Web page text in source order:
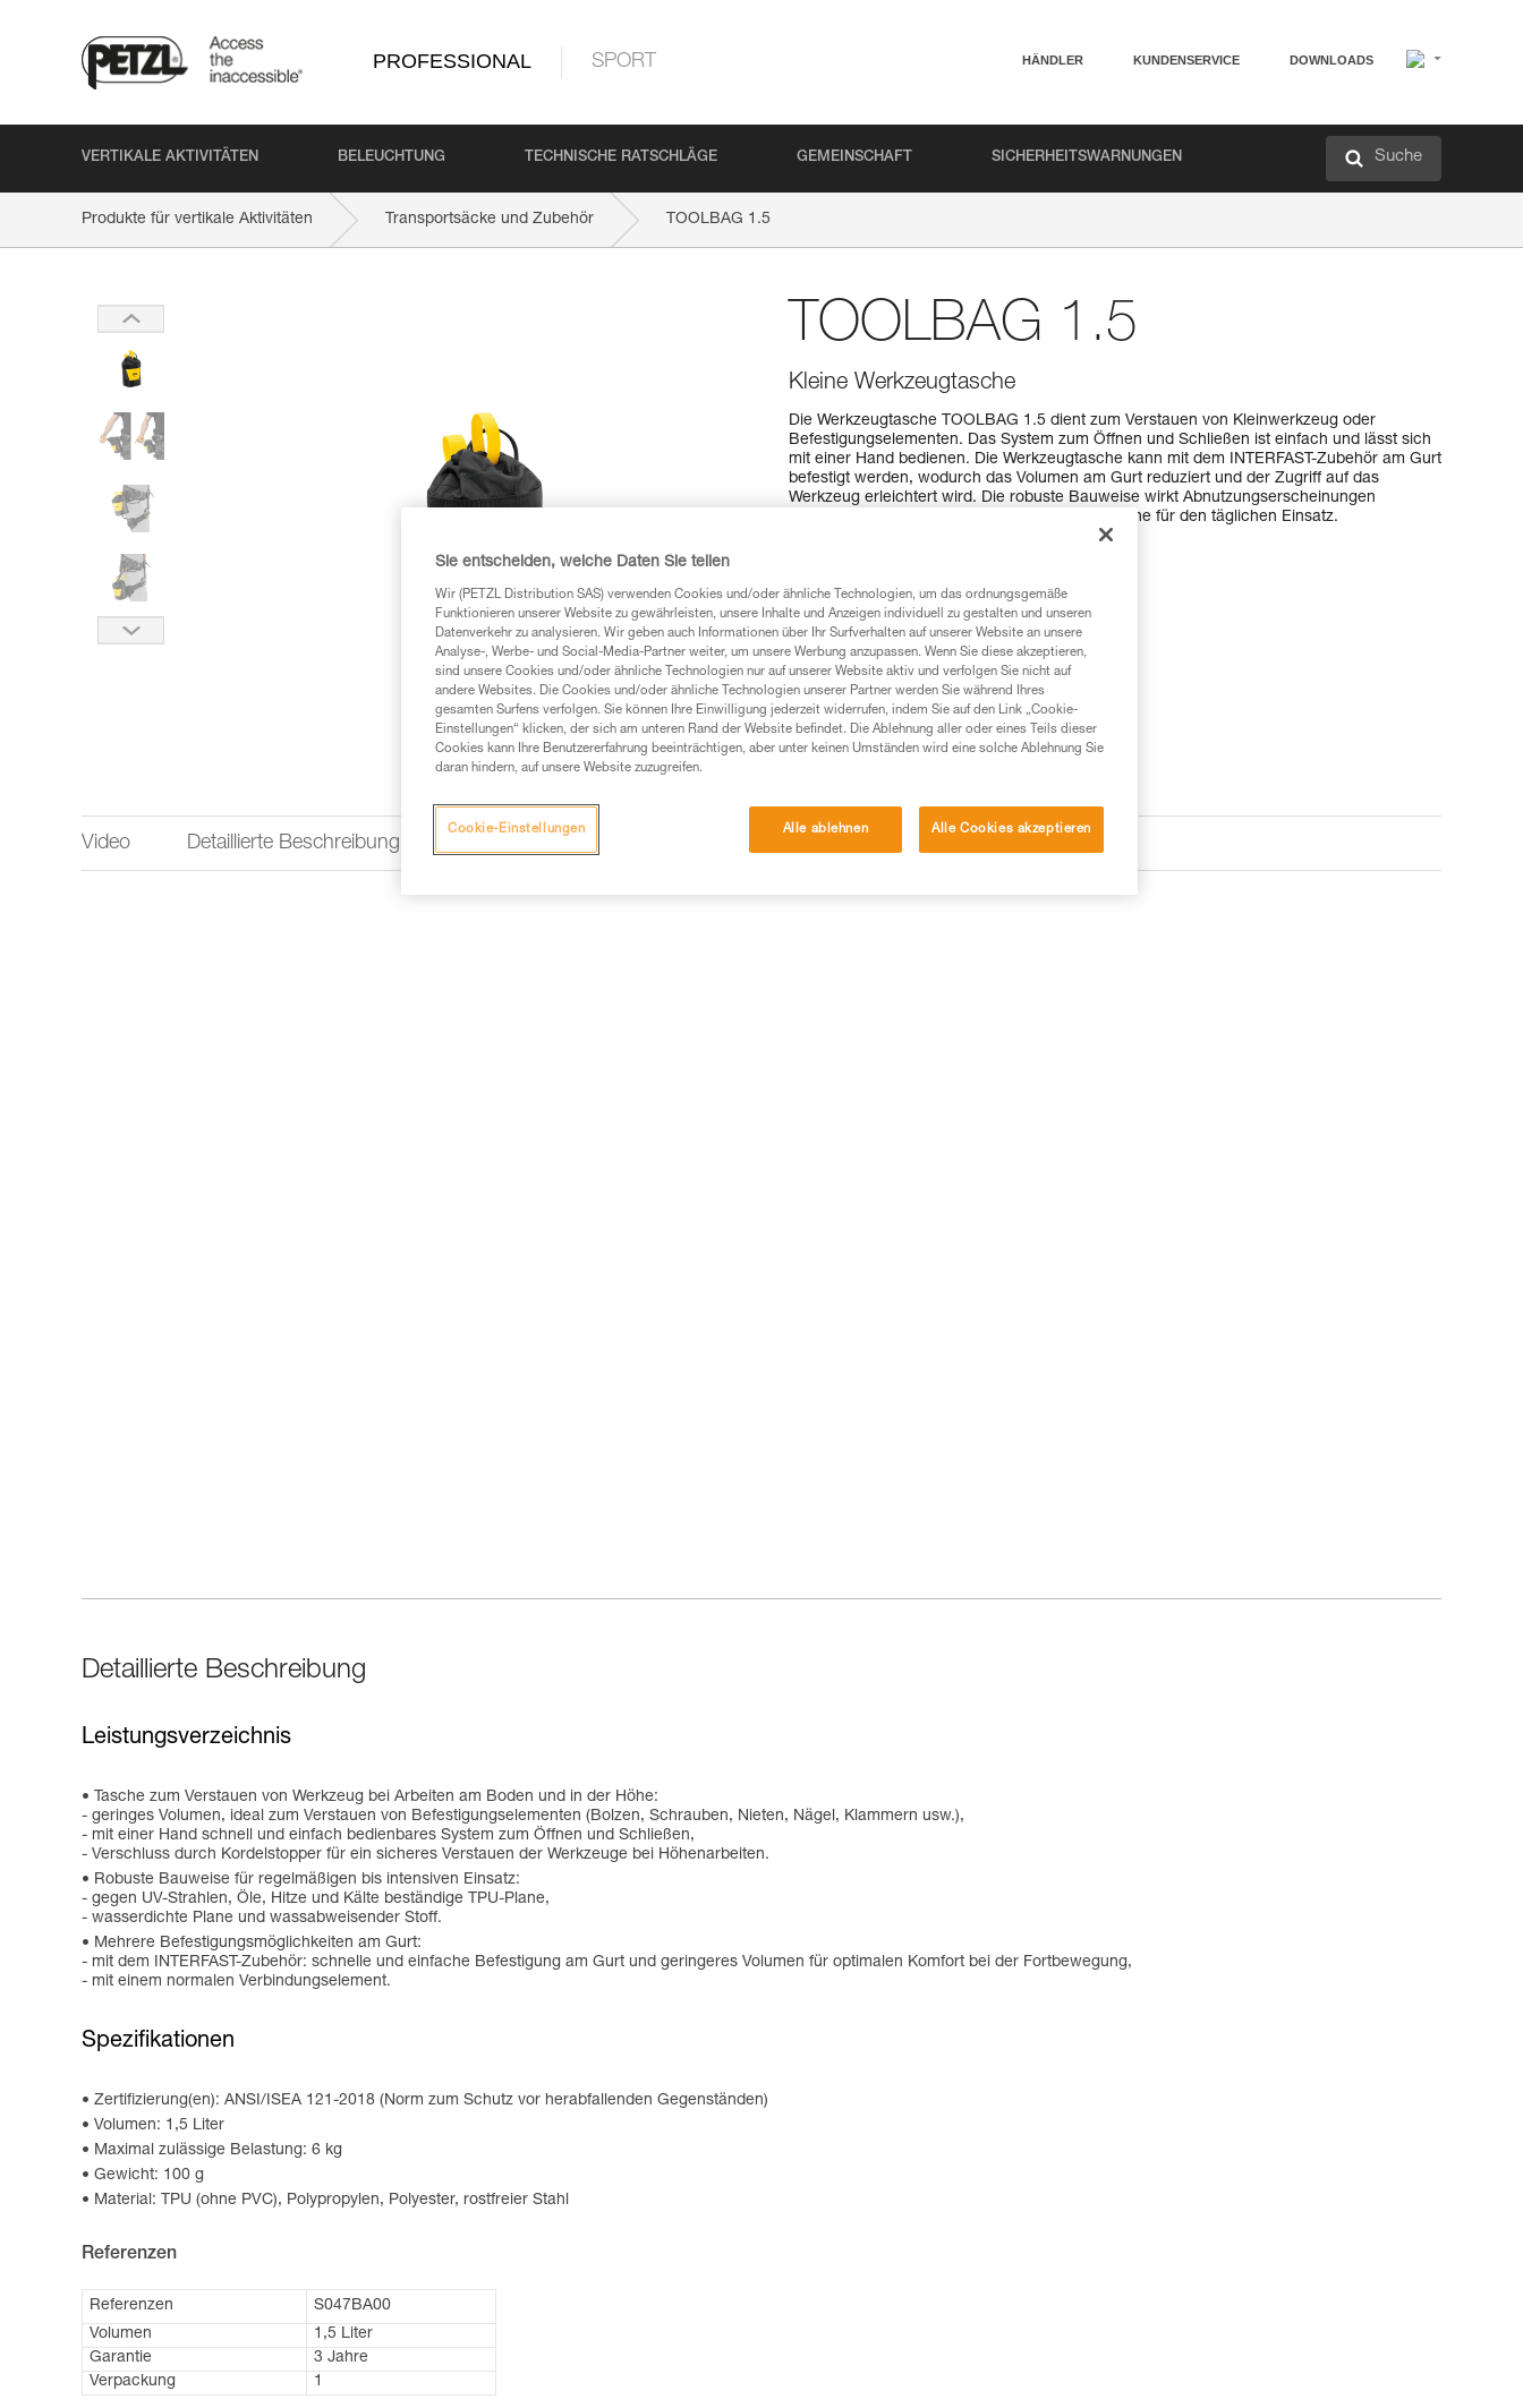
PROFESSIONAL SPORT HÄNDLER KUNDENSERVICE DOWNLOADS
VERTIKALE AKTIVITÄTEN BELEUCHTUNG TECHNISCHE RATSCHLÄGE GEMEINSCHAFT SICHERHEITSWARNUNGEN Suche
Produkte für vertikale Aktivitäten Transportsäcke und Zubehör TOOLBAG 1.5
TOOLBAG 1.5
Kleine Werkzeugtasche
Die Werkzeugtasche TOOLBAG 1.5 dient zum Verstauen von Kleinwerkzeug oder
Befestigungselementen. Das System zum Öffnen und Schließen ist einfach und lässt sich
mit einer Hand bedienen. Die Werkzeugtasche kann mit dem INTERFAST-Zubehör am Gurt
befestigt werden, wodurch das Volumen am Gurt reduziert und der Zugriff auf das
Werkzeug erleichtert wird. Die robuste Bauweise wirkt Abnutzungserscheinungen
entgegen und macht aus ihr eine Werkzeugtasche für den täglichen Einsatz.
Video Detaillierte Beschreibung
Detaillierte Beschreibung
Leistungsverzeichnis
Tasche zum Verstauen von Werkzeug bei Arbeiten am Boden und in der Höhe:
- geringes Volumen, ideal zum Verstauen von Befestigungselementen (Bolzen, Schrauben, Nieten, Nägel, Klammern usw.),
- mit einer Hand schnell und einfach bedienbares System zum Öffnen und Schließen,
- Verschluss durch Kordelstopper für ein sicheres Verstauen der Werkzeuge bei Höhenarbeiten.
Robuste Bauweise für regelmäßigen bis intensiven Einsatz:
- gegen UV-Strahlen, Öle, Hitze und Kälte beständige TPU-Plane,
- wasserdichte Plane und wassabweisender Stoff.
Mehrere Befestigungsmöglichkeiten am Gurt:
- mit dem INTERFAST-Zubehör: schnelle und einfache Befestigung am Gurt und geringeres Volumen für optimalen Komfort bei der Fortbewegung,
- mit einem normalen Verbindungselement.
Spezifikationen
Zertifizierung(en): ANSI/ISEA 121-2018 (Norm zum Schutz vor herabfallenden Gegenständen)
Volumen: 1,5 Liter
Maximal zulässige Belastung: 6 kg
Gewicht: 100 g
Material: TPU (ohne PVC), Polypropylen, Polyester, rostfreier Stahl
Referenzen
Referenzen
S047BA00
Volumen
1,5 Liter
Garantie
3 Jahre
Verpackung
1
Sie entscheiden, welche Daten Sie teilen
Wir (PETZL Distribution SAS) verwenden Cookies und/oder ähnliche Technologien, um das ordnungsgemäße
Funktionieren unserer Website zu gewährleisten, unsere Inhalte und Anzeigen individuell zu gestalten und unseren
Datenverkehr zu analysieren. Wir geben auch Informationen über Ihr Surfverhalten auf unserer Website an unsere
Analyse-, Werbe- und Social-Media-Partner weiter, um unsere Werbung anzupassen. Wenn Sie diese akzeptieren,
sind unsere Cookies und/oder ähnliche Technologien nur auf unserer Website aktiv und verfolgen Sie nicht auf
andere Websites. Die Cookies und/oder ähnliche Technologien unserer Partner werden Sie während Ihres
gesamten Surfens verfolgen. Sie können Ihre Einwilligung jederzeit widerrufen, indem Sie auf den Link „Cookie-
Einstellungen“ klicken, der sich am unteren Rand der Website befindet. Die Ablehnung aller oder eines Teils dieser
Cookies kann Ihre Benutzererfahrung beeinträchtigen, aber unter keinen Umständen wird eine solche Ablehnung Sie
daran hindern, auf unsere Website zuzugreifen.
Alle ablehnen Alle Cookies akzeptieren
Cookie-Einstellungen